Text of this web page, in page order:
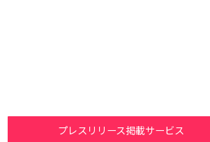
プレスリリース掲載サービス